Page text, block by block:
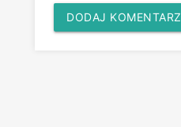
DODAJ KOMENTARZ